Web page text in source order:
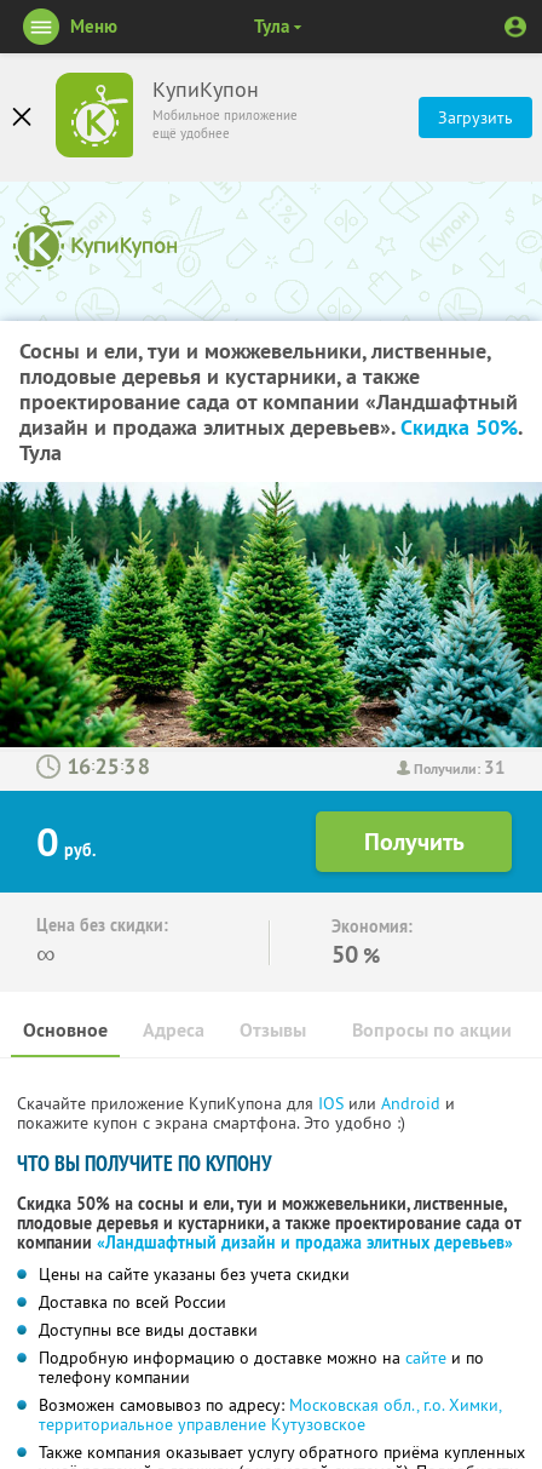
КупиКупон
Мобильное приложение
ещё удобнее
Загрузить
Меню Тула
Сосны и ели, туи и можжевельники, лиственные,
плодовые деревья и кустарники, а также
проектирование сада от компании «Ландшафтный
дизайн и продажа элитных деревьев».Скидка 50%.
Тула
Получили: 31
: :
0 руб.
Цена без скидки:
∞
Экономия:
50 %
Основное Отзывы Вопросы по акции
Адреса
Скачайте приложение КупиКупона для IOS или Android и
покажите купон с экрана смартфона. Это удобно :)
ЧТО ВЫ ПОЛУЧИТЕ ПО КУПОНУ
Скидка 50% на сосны и ели, туи и можжевельники, лиственные,
плодовые деревья и кустарники, а также проектирование сада от
компании «Ландшафтный дизайн и продажа элитных деревьев»
Цены на сайте указаны без учета скидки
Доставка по всей России
Доступны все виды доставки
Подробную информацию о доставке можно на сайте и по
телефону компании
Возможен самовывоз по адресу: Московская обл., г.о. Химки,
территориальное управление Кутузовское
Также компания оказывает услугу обратного приёма купленных